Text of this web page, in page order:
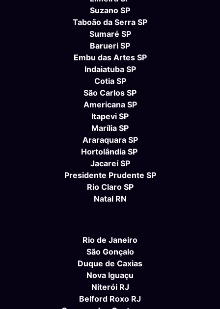
Suzano SP
Taboão da Serra SP
Sumaré SP
Barueri SP
Embu das Artes SP
Indaiatuba SP
Cotia SP
São Carlos SP
Americana SP
Itapevi SP
Marília SP
Araraquara SP
Hortolândia SP
Jacareí SP
Presidente Prudente SP
Rio Claro SP
Natal RN
Rio de Janeiro
São Gonçalo
Duque de Caxias
Nova Iguaçu
Niterói RJ
Belford Roxo RJ